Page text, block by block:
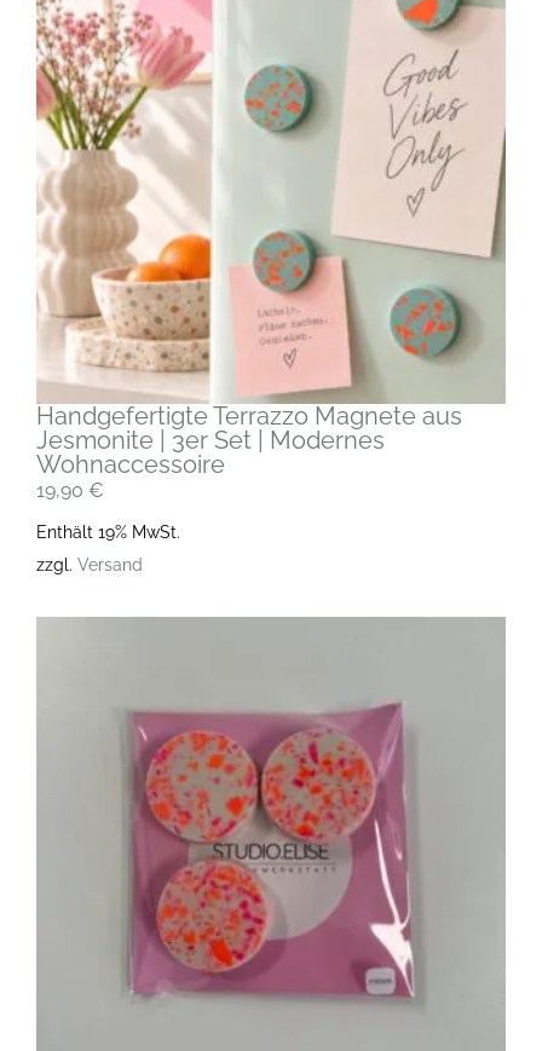
Handgefertigte Terrazzo Magnete aus
Jesmonite | 3er Set | Modernes
Wohnaccessoire
19,90 €
Enthält 19% MwSt.
zzgl. Versand